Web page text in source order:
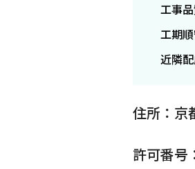
工事
工期
近隣
住所：京
許可番号